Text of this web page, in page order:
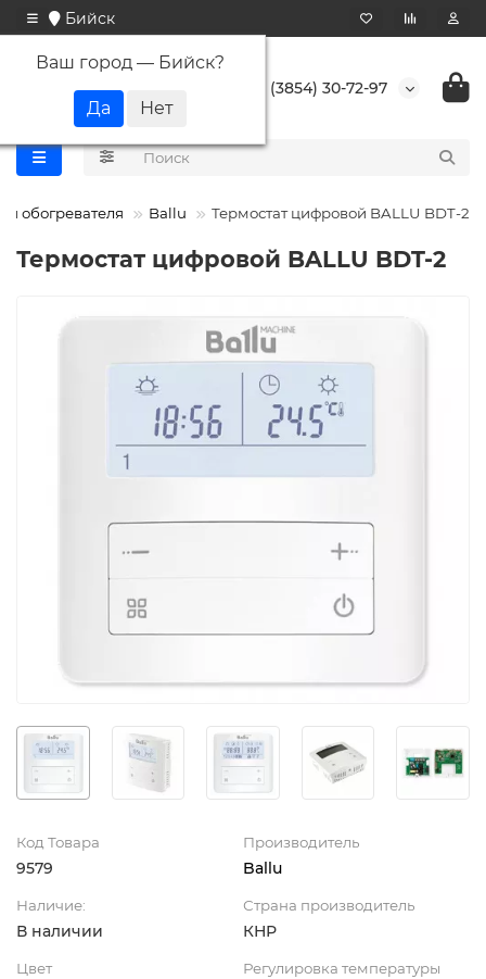
Бийск
Ваш город — Бийск?
+7 (3854) 30-72-97
обогревателя Ballu Термостат цифровой BALLU BDT-2
Термостат цифровой BALLU BDT-2
Код Товара
9579
Производитель
Ballu
Наличие:
В наличии
Страна производитель
КНР
Цвет Регулировка температуры